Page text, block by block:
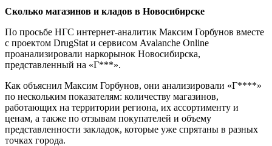
Сколько магазинов и кладов в Новосибирске
По просьбе НГС интернет-аналитик Максим Горбунов вместе
с проектом DrugStat и сервисом Avalanche Online
проанализировали наркорынок Новосибирска,
представленный на «Г***».
Как объяснил Максим Горбунов, они анализировали «Г****»
по нескольким показателям: количеству магазинов,
работающих на территории региона, их ассортименту и
ценам, а также по отзывам покупателей и объему
представленности закладок, которые уже спрятаны в разных
точках города.